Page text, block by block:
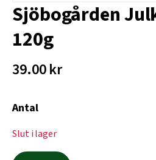
Sjöbogården
120g
39.00kr
Antal
Slut i lager